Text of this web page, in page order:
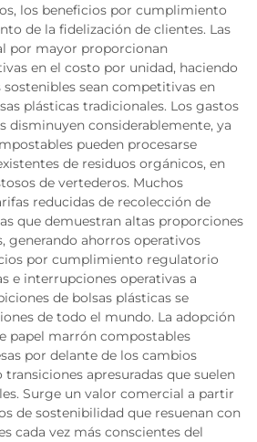
los beneficios por cumplimiento
de la fidelización de clientes. Las
por mayor proporcionan
en el costo por unidad, haciendo
sean competitivas en
plásticas tradicionales. Los gastos
disminuyen considerablemente, ya
pueden procesarse
de residuos orgánicos, en
de vertederos. Muchos
reducidas de recolección de
que demuestran altas proporciones
generando ahorros operativos
por cumplimiento regulatorio
e interrupciones operativas a
de bolsas plásticas se
de todo el mundo. La adopción
papel marrón compostables
por delante de los cambios
apresuradas que suelen
Surge un valor comercial a partir
de sostenibilidad que resuenan con
cada vez más conscientes del